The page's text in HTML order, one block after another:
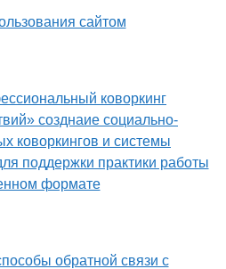
сайтом
коворкинг
созднаие социально-
коворкингов и системы
поддержки практики работы
формате
обратной связи с